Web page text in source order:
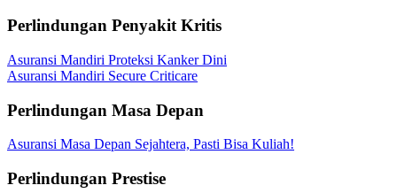
Perlindungan Penyakit Kritis
Asuransi Mandiri Proteksi Kanker Dini
Asuransi Mandiri Secure Criticare
Perlindungan Masa Depan
Asuransi Masa Depan Sejahtera, Pasti Bisa Kuliah!
Perlindungan Prestise